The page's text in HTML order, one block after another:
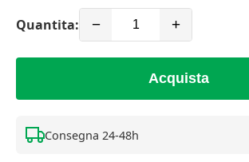
Quantita: − +
Acquista
Consegna 24-48h